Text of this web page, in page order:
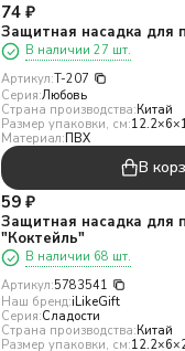
74 ₽
Защитная насадка для
В наличии 27 шт.
Артикул:T-207
Серия:Любовь
Страна производства:Китай
Размер упаковки, см:
Материал:ПВХ
В
59 ₽
Защитная насадка для
"Коктейль"
В наличии 68 шт.
Артикул:5783541
Наш бренд:iLikeGift
Серия:Сладости
Страна производства:Китай
Размер упаковки, см: